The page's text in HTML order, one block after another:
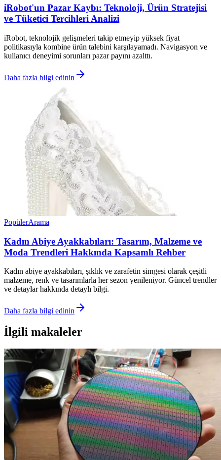
iRobot'un Pazar Kaybı: Teknoloji, Ürün Stratejisi
ve Tüketici Tercihleri Analizi
iRobot, teknolojik gelişmeleri takip etmeyip yüksek fiyat
politikasıyla kombine ürün talebini karşılayamadı. Navigasyon ve
kullanıcı deneyimi sorunları pazar payını azalttı.
Daha fazla bilgi edinin
PopülerArama
Kadın Abiye Ayakkabıları: Tasarım, Malzeme ve
Moda Trendleri Hakkında Kapsamlı Rehber
Kadın abiye ayakkabıları, şıklık ve zarafetin simgesi olarak çeşitli
malzeme, renk ve tasarımlarla her sezon yenileniyor. Güncel trendler
ve detaylar hakkında detaylı bilgi.
Daha fazla bilgi edinin
İlgili makaleler